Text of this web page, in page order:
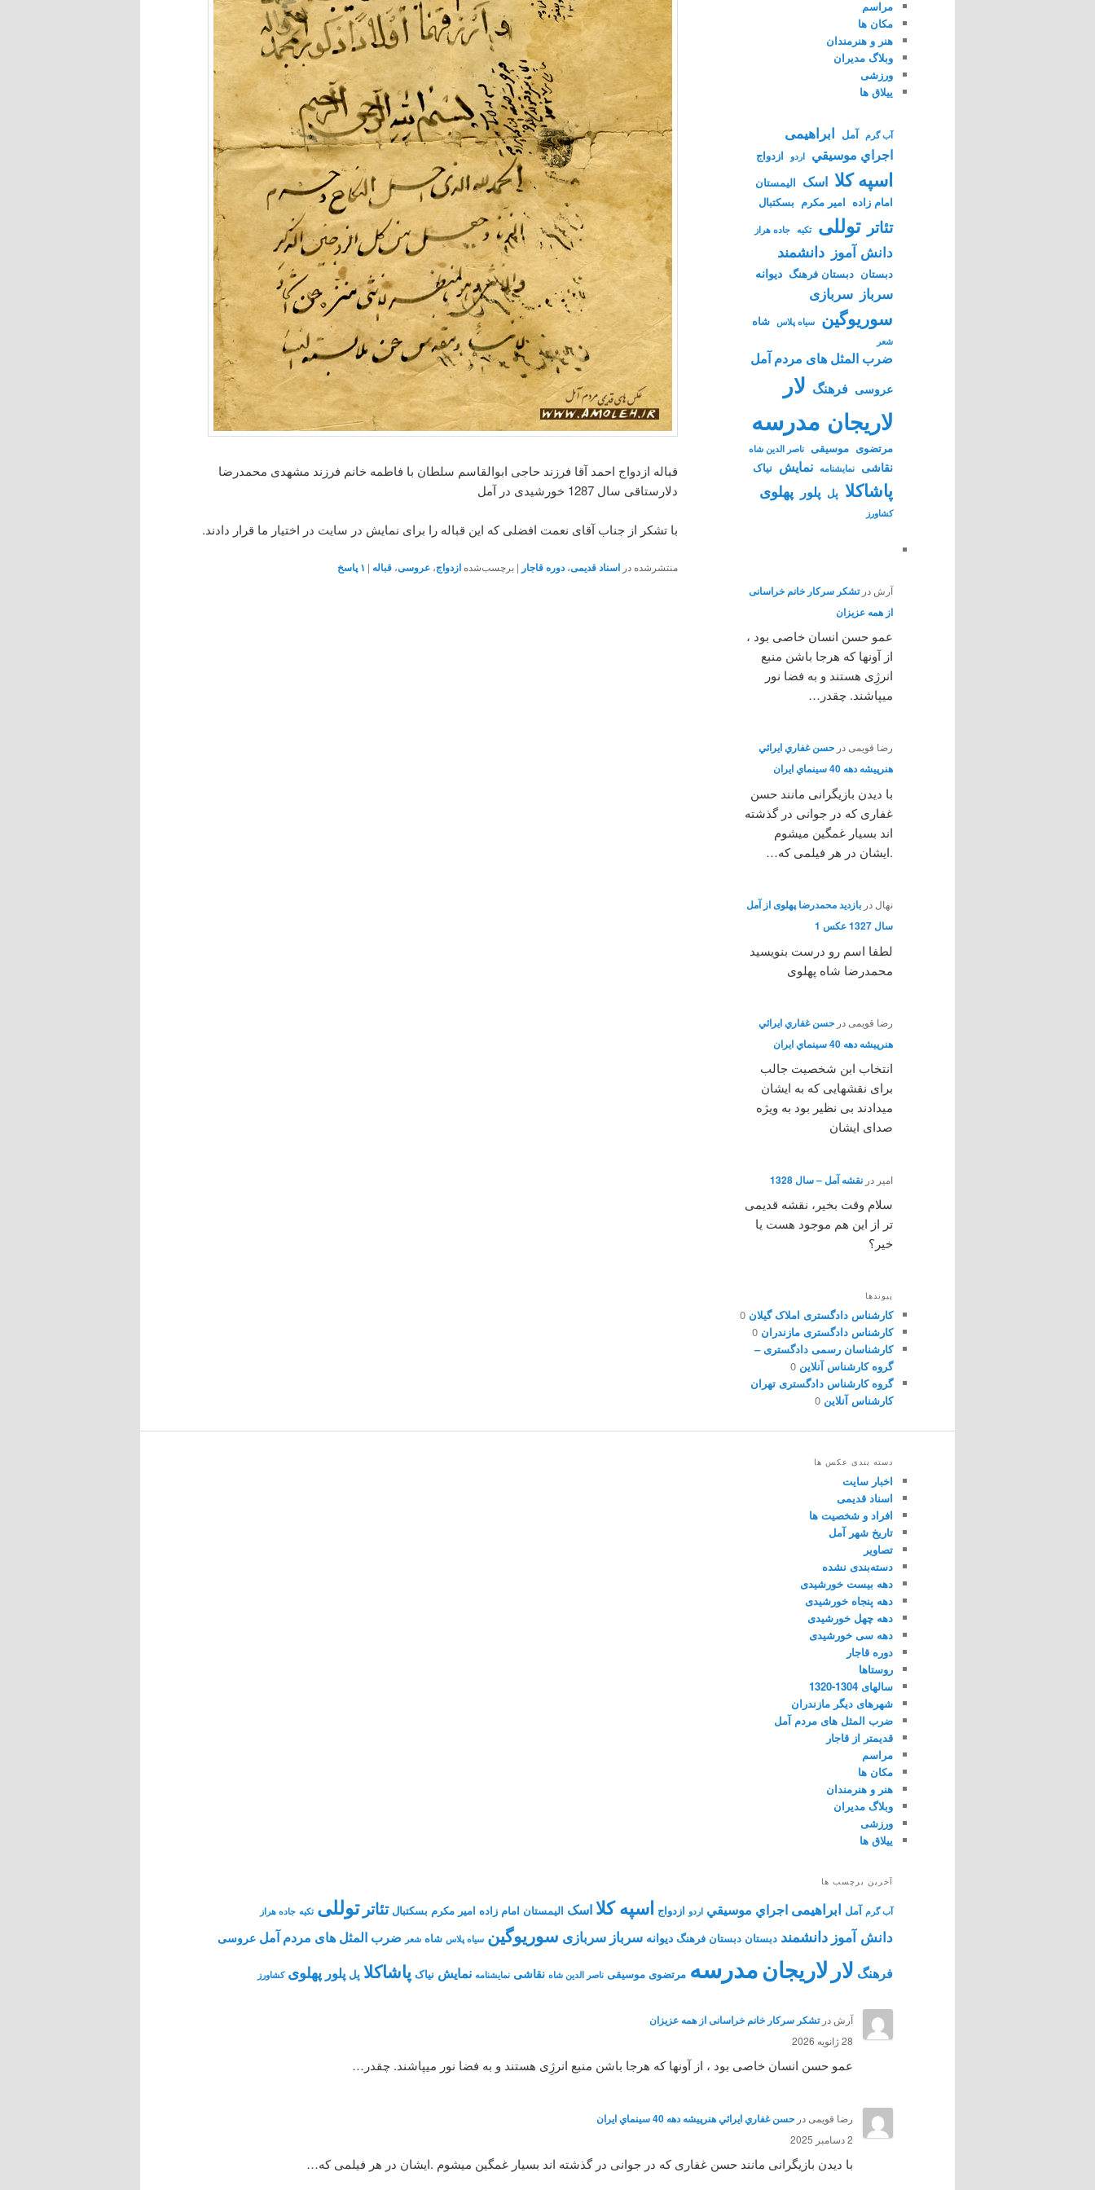
قباله ازدواج احمد آقا فرزند حاجی ابوالقاسم سلطان با فاطمه خانم فرزند مشهدی محمدرضا
دلارستاقی سال 1287 خورشیدی در آمل
با تشکر از جناب آقای نعمت افضلی که این قباله را برای نمایش در سایت در اختیار ما قرار دادند.
منتشرشده در اسناد قدیمی،دوره قاجار | برچسب‌شده ازدواج، عروسی، قباله | ۱پاسخ
مراسم
مکان ها
هنر و هنرمندان
وبلاگ مدیران
ورزشی
ییلاق ها
آب گرم آمل ابراهیمی
اجراي موسيقي اردو ازدواج
اسپه کلا اسک الیمستان
امام زاده امیر مکرم بسکتبال
تئاتر توللی تکیه جاده هراز
دانش آموز دانشمند
دبستان دبستان فرهنگ دیوانه
سرباز سربازی
سوریوگین سیاه پلاس شاه
شعر
ضرب المثل های مردم آمل
عروسی فرهنگ لار
لاریجان مدرسه
مرتضوی موسیقی ناصر الدین شاه
نقاشی نمايشنامه نمایش نیاک
پاشاکلا پل پلور پهلوی
کشاورز
آرش درتشکر سرکار خانم خراسانی
از همه عزیزان
عمو حسن انسان خاصی بود ،
از آونها که هرجا باشن منبع
انرژِی هستند و به فضا نور
میپاشند. چقدر…
رضا قویمی در حسن غفاري ايرائي
هنرپيشه دهه 40 سينماي ايران
با دیدن بازیگرانی مانند حسن
غفاری که در جوانی در گذشته
اند بسیار غمگین میشوم
.ایشان در هر فیلمی که…
نهال در بازدید محمدرضا پهلوی از آمل
سال 1327 عکس 1
لطفا اسم رو درست بنویسید
محمدرضا شاه پهلوی
رضا قویمی در حسن غفاري ايرائي
هنرپيشه دهه 40 سينماي ايران
انتخاب ابن شخصیت جالب
برای نقشهایی که به ایشان
میدادند بی نظیر بود به ویژه
صدای ایشان
امیر در نقشه آمل – سال 1328
سلام وقت بخیر، نقشه قدیمی
تر از این هم موجود هست یا
خیر؟
پیوندها
کارشناس دادگستری املاک گیلان
کارشناس دادگستری مازندران
کارشناسان رسمی دادگستری –
گروه کارشناس آنلاین
گروه کارشناس دادگستری تهران
کارشناس آنلاین
دسته بندی عکس ها
اخبار سایت
اسناد قدیمی
افراد و شخصیت ها
تاریخ شهر آمل
تصاویر
دسته‌بندی نشده
دهه بیست خورشیدی
دهه پنجاه خورشیدی
دهه چهل خورشیدی
دهه سی خورشیدی
دوره قاجار
روستاها
سالهای 1304-1320
شهرهای دیگر مازندران
ضرب المثل های مردم آمل
قدیمتر از قاجار
مراسم
مکان ها
هنر و هنرمندان
وبلاگ مدیران
ورزشی
ییلاق ها
آخرین برچسب ها
آب گرم آمل ابراهیمی اجراي موسيقي اردو ازدواج اسپه کلااسک الیمستان امام زاده امیر مکرم بسکتبال تئاتر توللی تکیه جاده هراز
دانش آموز دانشمند دبستان دبستان فرهنگ دیوانه سرباز سربازی سوریوگین سیاه پلاس شاه شعر ضرب المثل های مردم آمل عروسی
فرهنگ لار لاریجانمدرسه مرتضوی موسیقی ناصر الدین شاه نقاشی نمايشنامه نمایش نیاک پاشاکلا پل پلور پهلوی کشاورز
آرش درتشکر سرکار خانم خراسانی از همه عزیزان
28 ژانویه 2026
عمو حسن انسان خاصی بود ، از آونها که هرجا باشن منبع انرژِی هستند و به فضا نور میپاشند. چقدر…
رضا قویمی در حسن غفاري ايرائي هنرپيشه دهه 40 سينماي ايران
2 دسامبر 2025
با دیدن بازیگرانی مانند حسن غفاری که در جوانی در گذشته اند بسیار غمگین میشوم .ایشان در هر فیلمی که…